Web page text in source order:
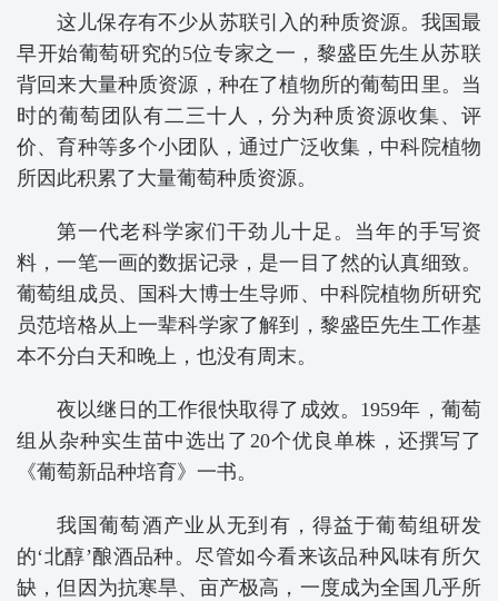
这儿保存有不少从苏联引入的种质资源。我国最
早开始葡萄研究的5位专家之一，黎盛臣先生从苏联
背回来大量种质资源，种在了植物所的葡萄田里。当
时的葡萄团队有二三十人，分为种质资源收集、评
价、育种等多个小团队，通过广泛收集，中科院植物
所因此积累了大量葡萄种质资源。
第一代老科学家们干劲儿十足。当年的手写资
料，一笔一画的数据记录，是一目了然的认真细致。
葡萄组成员、国科大博士生导师、中科院植物所研究
员范培格从上一辈科学家了解到，黎盛臣先生工作基
本不分白天和晚上，也没有周末。
夜以继日的工作很快取得了成效。1959年，葡萄
组从杂种实生苗中选出了20个优良单株，还撰写了
《葡萄新品种培育》一书。
我国葡萄酒产业从无到有，得益于葡萄组研发
的‘北醇’酿酒品种。尽管如今看来该品种风味有所欠
缺，但因为抗寒旱、亩产极高，一度成为全国几乎所